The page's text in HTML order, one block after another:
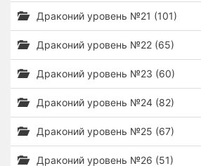
Драконий уровень №21 (101)
Драконий уровень №22 (65)
Драконий уровень №23 (60)
Драконий уровень №24 (82)
Драконий уровень №25 (67)
Драконий уровень №26 (51)